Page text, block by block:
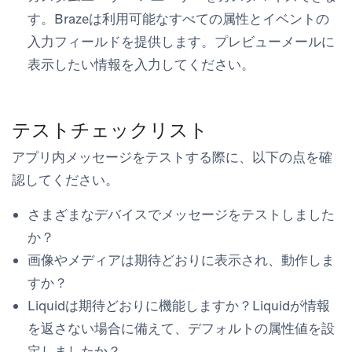
す。Brazeは利用可能なすべての属性とイベントの
入力フィールドを提供します。プレビューメールに
表示したい情報を入力してください。
テストチェックリスト
アプリ内メッセージをテストする際に、以下の点を確
認してください。
さまざまなデバイスでメッセージをテストしました
か？
画像やメディアは期待どおりに表示され、動作しま
すか？
Liquidは期待どおりに機能しますか？Liquidが情報
を返さない場合に備えて、デフォルトの属性値を設